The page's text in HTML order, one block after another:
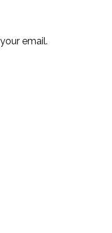
email.